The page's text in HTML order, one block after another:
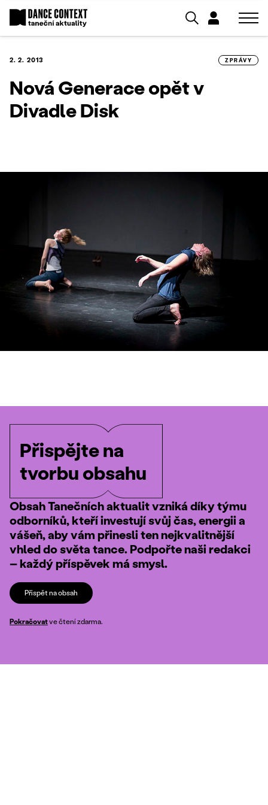
2. 2. 2013 ZPRÁVY
Nová Generace opět v
Divadle Disk
Přispějte na
tvorbu obsahu
Obsah Tanečních aktualit vzniká díky týmu
odborníků, kteří investují svůj čas, energii a
vášeň, aby vám přinesli ten nejkvalitnější
vhled do světa tance. Podpořte naši redakci
– každý příspěvek má smysl.
Přispět na obsah
Pokračovatve čtení zdarma.